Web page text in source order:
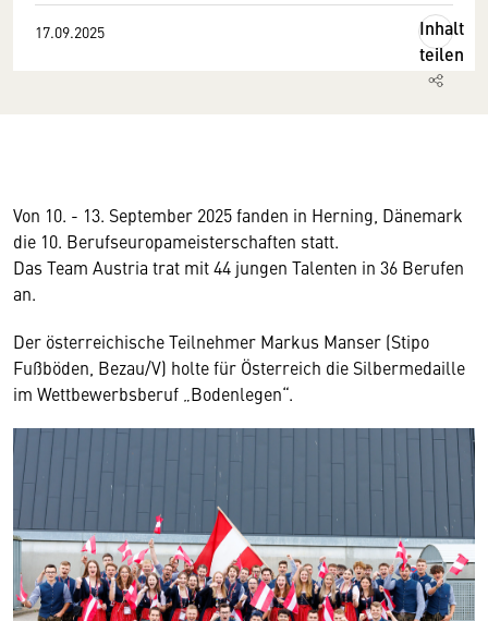
17.09.2025
Inhalt
teilen
Von 10. - 13. September 2025 fanden in Herning, Dänemark
die 10. Berufseuropameisterschaften statt.
Das Team Austria trat mit 44 jungen Talenten in 36 Berufen
an.
Der österreichische Teilnehmer Markus Manser (Stipo
Fußböden, Bezau/V) holte für Österreich die Silbermedaille
im Wettbewerbsberuf „Bodenlegen“.